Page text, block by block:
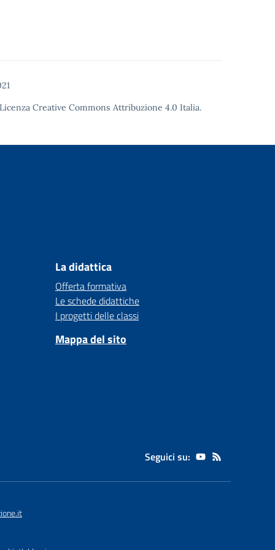
Licenza Creative Commons Attribuzione 4.0 Italia.
La didattica
Offerta formativa
Le schede didattiche
I progetti delle classi
Mappa del sito
Seguici su: